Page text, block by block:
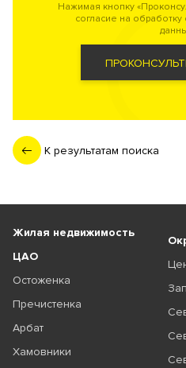
Нажимая кнопку
согласие на
К результатам поиска
Жилая недвижимость
ЦАО
Остоженка
Пречистенка
Арбат
Хамовники